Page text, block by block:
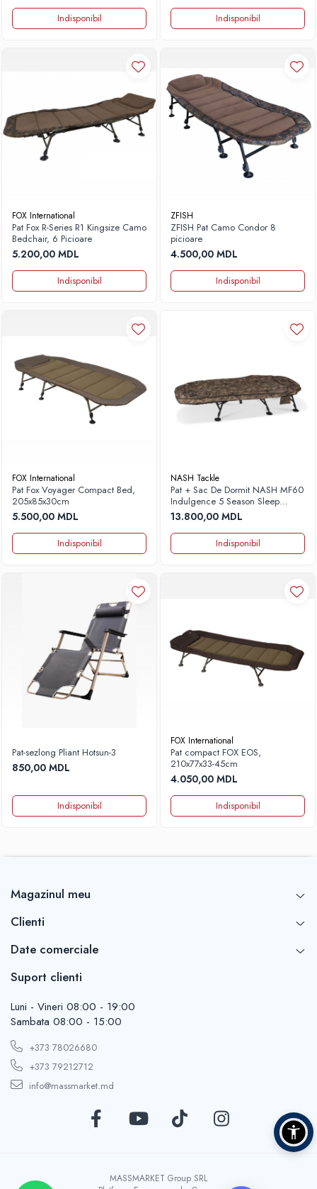
Indisponibil Indisponibil
FOX International
Pat Fox R-Series R1 Kingsize Camo
Bedchair, 6 Picioare
5.200,00 MDL
Indisponibil
ZFISH
ZFISH Pat Camo Condor 8
picioare
4.500,00 MDL
Indisponibil
FOX International
Pat Fox Voyager Compact Bed,
205x85x30cm
5.500,00 MDL
Indisponibil
NASH Tackle
Pat + Sac De Dormit NASH MF60
Indulgence 5 Season Sleep
System SS4, 8 Legs, Camo,
212x83x38cm
13.800,00 MDL
Indisponibil
Pat-sezlong Pliant Hotsun-3
850,00 MDL
Indisponibil
FOX International
Pat compact FOX EOS,
210x77x33-45cm
4.050,00 MDL
Indisponibil
Magazinul meu
Clienti
Date comerciale
Suport clienti
Luni - Vineri 08:00 - 19:00
Sambata 08:00 - 15:00
+373 78026680
+373 79212712
info@massmarket.md
MASSMARKET Group SRL